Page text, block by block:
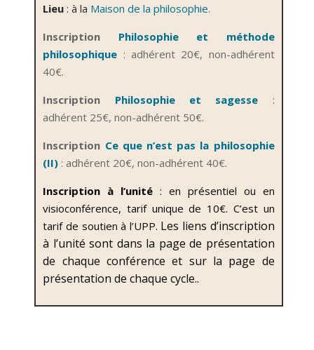
Lieu :à la Maison de la philosophie.
Inscription Philosophie et méthode
philosophique : adhérent 20€, non-adhérent
40€.
Inscription Philosophie et sagesse
:
adhérent 25€, non-adhérent 50€.
Inscription Ce que n’est pas la philosophie
(II) : adhérent 20€, non-adhérent 40€.
Inscription à l’unité : en présentiel ou en
visioconférence, tarif unique de 10€. C’est un
tarif de soutien à l’UPP. Les liens d’inscription
à l’unité sont dans la page de présentation
de chaque conférence et sur la page de
présentation de chaque cycle..